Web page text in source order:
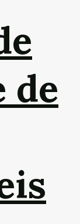
de